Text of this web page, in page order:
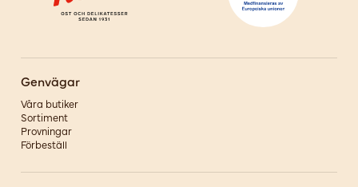
Genvägar
Våra butiker
Sortiment
Provningar
Förbeställ